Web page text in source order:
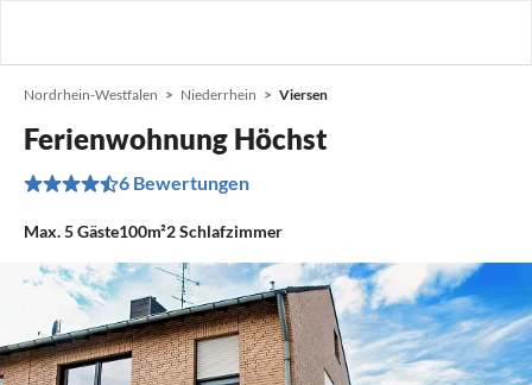
Nordrhein-Westfalen Niederrhein Viersen
Ferienwohnung Höchst
6 Bewertungen
Max.5Gäste100m²2Schlafzimmer